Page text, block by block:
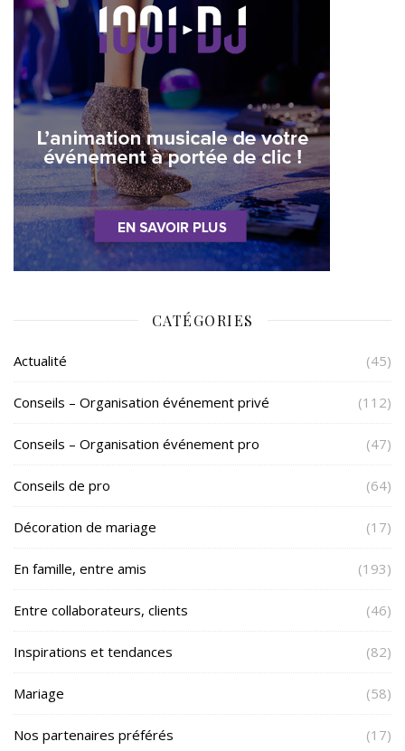
CATÉGORIES
Actualité (45)
Conseils – Organisation événement privé (112)
Conseils – Organisation événement pro (47)
Conseils de pro (64)
Décoration de mariage (17)
En famille, entre amis (193)
Entre collaborateurs, clients (46)
Inspirations et tendances (82)
Mariage (58)
Nos partenaires préférés (17)